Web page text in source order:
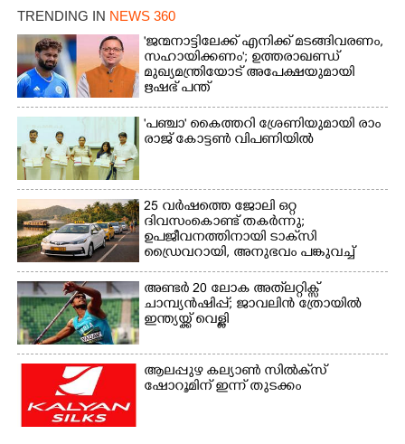
TRENDING IN NEWS 360
'ജന്മനാട്ടിലേക്ക് എനിക്ക് മടങ്ങിവരണം,
സഹായിക്കണം'; ഉത്തരാഖണ്ഡ്
മുഖ്യമന്ത്രിയോട് അപേക്ഷയുമായി
ഋഷഭ് പന്ത്
'​പ​ഞ്ചാ​'​ ​കൈ​ത്ത​റി​ ​ശ്രേ​ണി​യു​മാ​യി​ ​രാം​
രാ​ജ് ​കോ​ട്ടൺ വിപണിയിൽ
25 വർഷത്തെ ജോലി ഒറ്റ
ദിവസംകൊണ്ട് തകർന്നു;
ഉപജീവനത്തിനായി ടാക്‌സി
ഡ്രൈവറായി,​ അനുഭവം പങ്കുവച്ച്
യുവതി
അണ്ടർ 20 ലോക അത്‌ലറ്റിക്സ്
ചാമ്പ്യൻഷിപ്പ്; ജാവലിൻ ത്രോയിൽ
ഇന്ത്യയ്ക്ക് വെള്ളി
ആലപ്പുഴ കല്യാൺ സിൽക്‌സ്
ഷോറൂമിന് ഇന്ന് തുടക്കം